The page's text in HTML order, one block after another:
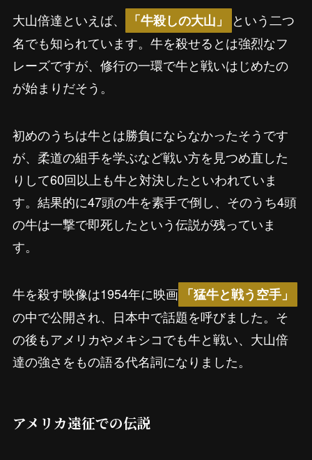
大山倍達といえば、 「牛殺しの大山」
という二つ
名でも知られています。牛を殺せるとは強烈なフ
レーズですが、修行の一環で牛と戦いはじめたの
が始まりだそう。
初めのうちは牛とは勝負にならなかったそうです
が、柔道の組手を学ぶなど戦い方を見つめ直した
りして60回以上も牛と対決したといわれていま
す。結果的に47頭の牛を素手で倒し、そのうち4頭
の牛は一撃で即死したという伝説が残っていま
す。
牛を殺す映像は1954年に映画 「猛牛と戦う空手」
の中で公開され、日本中で話題を呼びました。そ
の後もアメリカやメキシコでも牛と戦い、大山倍
達の強さをもの語る代名詞になりました。
アメリカ遠征での伝説